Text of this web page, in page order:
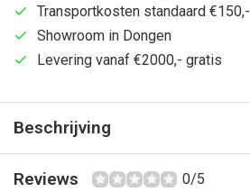
Transportkosten standaard €150,-
Showroom in Dongen
Levering vanaf €2000,- gratis
Beschrijving
Reviews 0/5